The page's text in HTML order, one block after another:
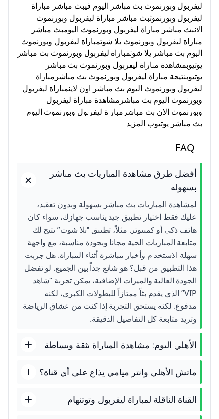
ليفربول وبورنموث بث مباشر اليوم فيبث مباشر مباراة
ليفربول وبورنموثبث مباشر مباراة ليفربول وبورنموث
الانبث مباشر مباراة ليفربول وبورنموث اليومبث مباشر
مباراة ليفربول وبورنموث يلا شوتمباراة ليفربول وبورنموث
اليوم بث مباشر يلا شوتمباراة ليفربول وبورنموث بث مباشر
يوتيوبمشاهدة مباراة ليفربول وبورنموث بث مباشر
يوتيوبنتيجة مباراة ليفربول وبورنموث بث مباشرمباراة
ليفربول وبورنموث اليوم بث مباشر اون لاينمباراة ليفربول
وبورنموث اليوم بث مباشرمشاهدة مباراة ليفربول
وبورنموث الان بث مباشرمباراة ليفربول وبورنموث اليوم
بث مباشر يوتيوب المزيد
FAQ
أفضل طرق مشاهدة المباريات بث مباشر
بسهولة
لمشاهدة المباريات بث مباشر بسهولة وبدون تعقيد،
عليك فقط اختيار تطبيق جيد يناسب جهازك، سواء كان
هاتف ذكي أو كمبيوتر. مثلاً، تطبيق “يلا شوت” يتيح لك
متابعة المباريات الحية مجانا وبجودة مناسبة، مع واجهة
سهلة الاستخدام وأخبار مباشرة أثناء المباراة. هل جربت
هذا التطبيق من قبل؟ هو شائع جداً بين الجميع. لو تفضل
الجودة العالية والميزات الإضافية، يمكن تجربة “شاهد
VIP” الذي يقدم بثاً ممتازاً للبطولات الكبرى، لكنه
مدفوع. لكنه يستحق التجربة إذا كنت من عشاق الرياضة
وتريد متابعة كل التفاصيل الدقيقة.
الأهلي اليوم: مشاهدة المباراة بثقة وبساطة
ماتش الأهلي وانتر ميامي يذاع على أي قناة؟
القناة الناقلة لمباراة ليفربول وتوتنهام